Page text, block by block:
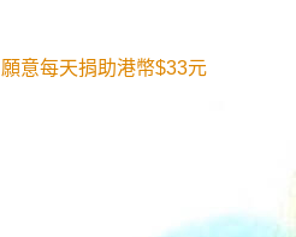
願意每天捐助港幣$33元